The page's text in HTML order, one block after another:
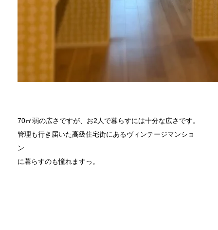
70㎡弱の広さですが、お2人で暮らすには十分な広さです。
管理も行き届いた高級住宅街にあるヴィンテージマンショ
ン
に暮らすのも憧れますっ。